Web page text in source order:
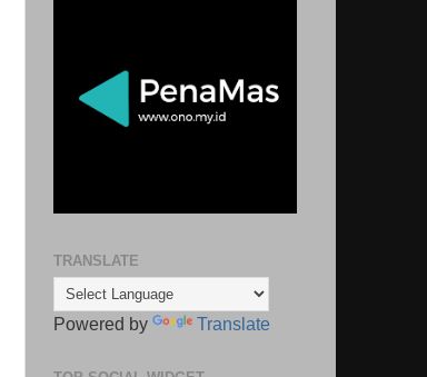
TRANSLATE
Powered by Translate